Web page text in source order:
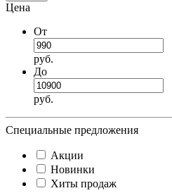
Цена
От
руб.
До
руб.
Специальные предложения
Акции
Новинки
Хиты продаж